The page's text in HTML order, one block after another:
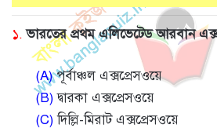
১. ভারতের প্রথম এলিভেটেড আরবান
(A)পূর্বাঞ্চল এক্সপ্রেসওয়ে
(B)দ্বারকা এক্সপ্রেসওয়ে
(C)দিল্লি-মিরাট এক্সপ্রেসওয়ে